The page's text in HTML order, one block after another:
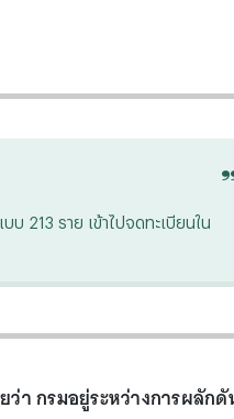
213 ราย เข้าไปจดทะเบียนใน
า กรมอยู่ระหว่างการผลัก